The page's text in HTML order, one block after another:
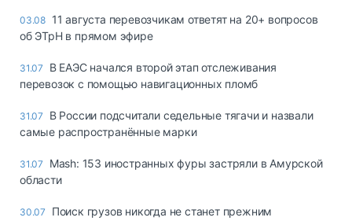
03.08 11 августа перевозчикам ответят на 20+ вопросов
об ЭТрН в прямом эфире
31.07
В ЕАЭС начался второй этап отслеживания
перевозок с помощью навигационных пломб
31.07
В России подсчитали седельные тягачи и назвали
самые распространённые марки
31.07
Mash: 153 иностранных фуры застряли в Амурской
области
30.07 Поиск грузов никогда не станет прежним